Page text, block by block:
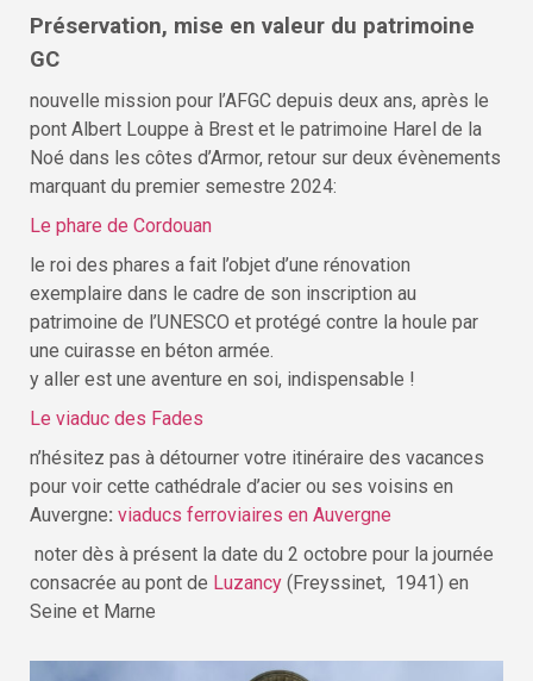
Préservation, mise en valeur du patrimoine
GC
nouvelle mission pour l’AFGC depuis deux ans, après le
pont Albert Louppe à Brest et le patrimoine Harel de la
Noé dans les côtes d’Armor, retour sur deux évènements
marquant du premier semestre 2024:
Le phare de Cordouan
le roi des phares a fait l’objet d’une rénovation
exemplaire dans le cadre de son inscription au
patrimoine de l’UNESCO et protégé contre la houle par
une cuirasse en béton armée.
y aller est une aventure en soi, indispensable !
Le viaduc des Fades
n’hésitez pas à détourner votre itinéraire des vacances
pour voir cette cathédrale d’acier ou ses voisins en
Auvergne: viaducs ferroviaires en Auvergne
noter dès à présent la date du 2 octobre pour la journée
consacrée au pont de Luzancy (Freyssinet, 1941) en
Seine et Marne